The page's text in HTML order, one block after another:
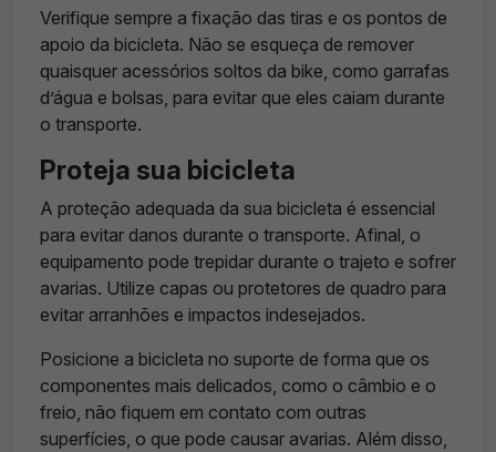
Verifique sempre a fixação das tiras e os pontos de
apoio da bicicleta. Não se esqueça de remover
quaisquer acessórios soltos da bike, como garrafas
d’água e bolsas, para evitar que eles caiam durante
o transporte.
Proteja sua bicicleta
A proteção adequada da sua bicicleta é essencial
para evitar danos durante o transporte. Afinal, o
equipamento pode trepidar durante o trajeto e sofrer
avarias. Utilize capas ou protetores de quadro para
evitar arranhões e impactos indesejados.
Posicione a bicicleta no suporte de forma que os
componentes mais delicados, como o câmbio e o
freio, não fiquem em contato com outras
superfícies, o que pode causar avarias. Além disso,